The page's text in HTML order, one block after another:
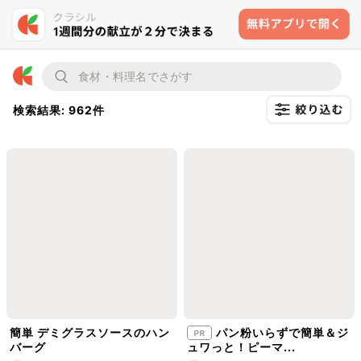
検索結果: 962件
簡単 デミグラスソースのハン
バーグ
パン粉いらずで簡単＆ジ
ュワっと！ピーマ...